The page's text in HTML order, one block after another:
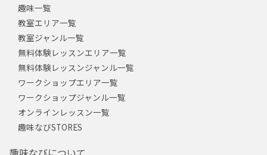
趣味一覧
教室エリア一覧
教室ジャンル一覧
無料体験レッスンエリア一覧
無料体験レッスンジャンル一覧
ワークショップエリア一覧
ワークショップジャンル一覧
オンラインレッスン一覧
趣味なびSTORES